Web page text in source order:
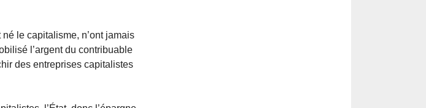
le capitalisme, n’ont jamais
l’argent du contribuable
des entreprises capitalistes